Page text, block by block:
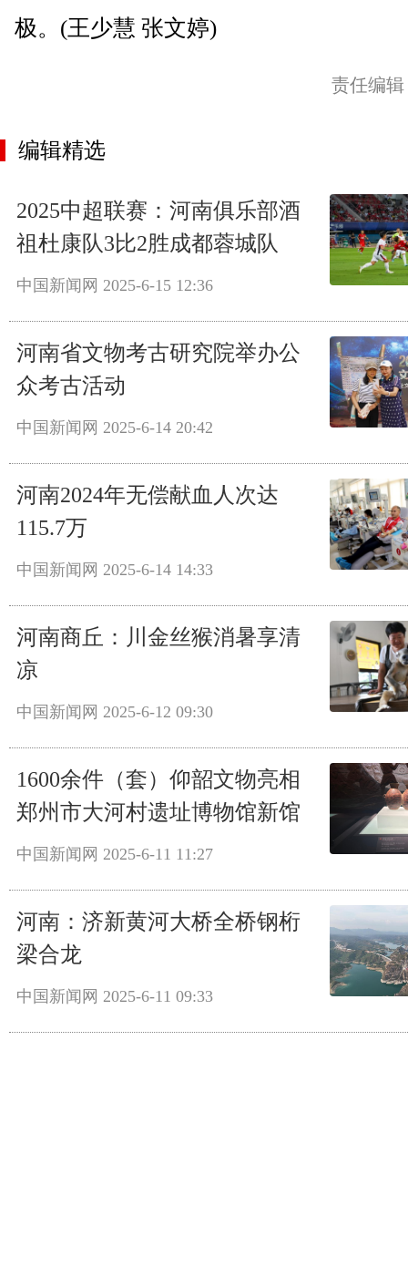
极。(王少慧 张文婷)
责任编
编辑精选
2025中超联赛：河南俱乐部酒
祖杜康队3比2胜成都蓉城队
中国新闻网 2025-6-15 12:36
河南省文物考古研究院举办公
众考古活动
中国新闻网 2025-6-14 20:42
河南2024年无偿献血人次达
115.7万
中国新闻网 2025-6-14 14:33
河南商丘：川金丝猴消暑享清
凉
中国新闻网 2025-6-12 09:30
1600余件（套）仰韶文物亮相
郑州市大河村遗址博物馆新馆
中国新闻网 2025-6-11 11:27
河南：济新黄河大桥全桥钢桁
梁合龙
中国新闻网 2025-6-11 09:33